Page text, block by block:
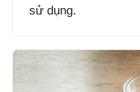
sử dụng.